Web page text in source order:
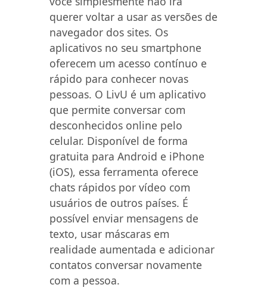
querer voltar a usar as versões de
navegador dos sites. Os
aplicativos no seu smartphone
oferecem um acesso contínuo e
rápido para conhecer novas
pessoas. O LivU é um aplicativo
que permite conversar com
desconhecidos online pelo
celular. Disponível de forma
gratuita para Android e iPhone
(iOS), essa ferramenta oferece
chats rápidos por vídeo com
usuários de outros países. É
possível enviar mensagens de
texto, usar máscaras em
realidade aumentada e adicionar
contatos conversar novamente
com a pessoa.